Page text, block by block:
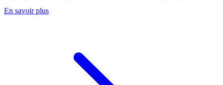
En savoir plus